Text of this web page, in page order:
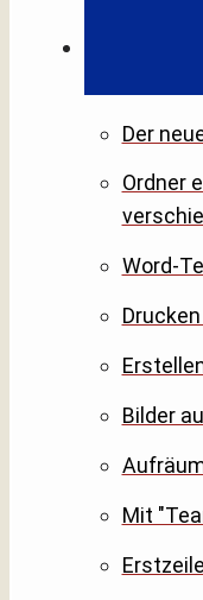
Der
Ordner
Word-
Bilder
Mit